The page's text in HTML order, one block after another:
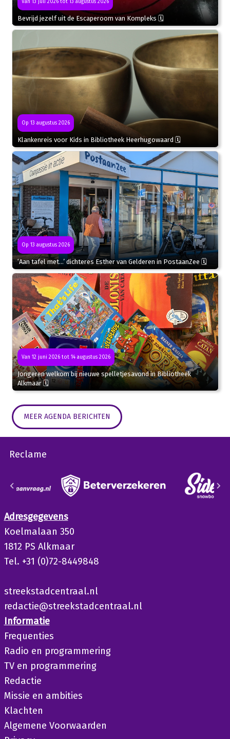
Van 13 juli 2026 tot 13 augustus 2026
Bevrijd jezelf uit de Escaperoom van Kompleks 🗓
Op 13 augustus 2026
Klankenreis voor Kids in Bibliotheek Heerhugowaard 🗓
Op 13 augustus 2026
‘Aan tafel met…’ dichteres Esther van Gelderen in PostaanZee 🗓
Van 12 juni 2026 tot 14 augustus 2026
Jongeren welkom bij nieuwe spelletjesavond in Bibliotheek
Alkmaar 🗓
MEER AGENDA BERICHTEN
Reclame
Adresgegevens
Koelmalaan 350
1812 PS Alkmaar
Tel. +31 (0)72-8449848
streekstadcentraal.nl
redactie@streekstadcentraal.nl
Informatie
Frequenties
Radio en programmering
TV en programmering
Redactie
Missie en ambities
Klachten
Algemene Voorwaarden